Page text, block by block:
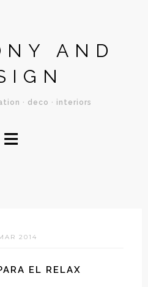
AND
· deco · interiors
≡
2014
EL RELAX